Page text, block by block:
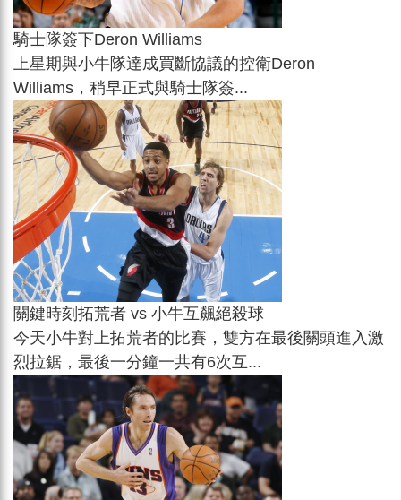
騎士隊簽下Deron Williams
上星期與小牛隊達成買斷協議的控衛Deron
Williams，稍早正式與騎士隊簽...
關鍵時刻拓荒者 vs 小牛互飆絕殺球
今天小牛對上拓荒者的比賽，雙方在最後關頭進入激
烈拉鋸，最後一分鐘一共有6次互...